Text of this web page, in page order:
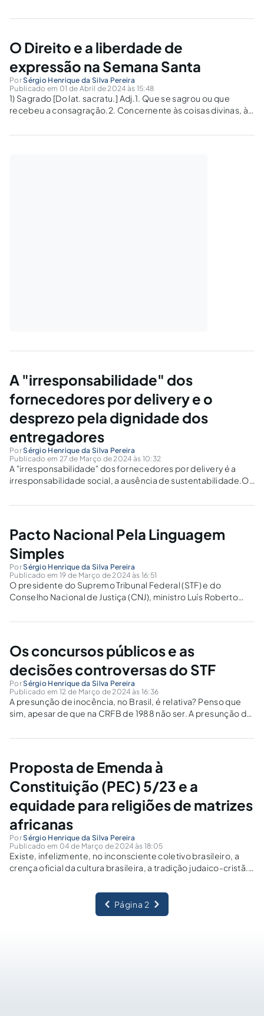
somente de entretenimento. Questões filosóficas estão
período...
O Direito e a liberdade de
expressão na Semana Santa
PorSérgio Henrique da Silva Pereira
Publicado em 01 de Abril de 2024 às 15:48
1) Sagrado [Do lat. sacratu.] Adj.1. Que se sagrou ou que
recebeu a consagração.2. Concernente às coisas divinas, à
puríssimo, santo, sacrossanto:4. Profundamente
A "irresponsabilidade" dos
fornecedores por delivery e o
desprezo pela dignidade dos
entregadores
PorSérgio Henrique da Silva Pereira
Publicado em 27 de Março de 2024 às 10:32
A "irresponsabilidade" dos fornecedores por delivery é a
irresponsabilidade social, a ausência de sustentabilidade.Os
de seus esforços, contudo, negligenciam pormenores,
fornecedores e os consumidores.Segundo a...
Pacto Nacional Pela Linguagem
Simples
PorSérgio Henrique da Silva Pereira
Publicado em 19 de Março de 2024 às 16:51
O presidente do Supremo Tribunal Federal (STF) e do
Conselho Nacional de Justiça (CNJ), ministro Luís Roberto
do Judiciário pela Linguagem Simples. Para ir direito ao
Os concursos públicos e as
decisões controversas do STF
PorSérgio Henrique da Silva Pereira
Publicado em 12 de Março de 2024 às 16:36
A presunção de inocência, no Brasil, é relativa? Penso que
sim, apesar de que na CRFB de 1988 não ser. A presunção de
instância.Quem responde processo criminal não é
Proposta de Emenda à
Constituição (PEC) 5/23 e a
equidade para religiões de matrizes
africanas
PorSérgio Henrique da Silva Pereira
Publicado em 04 de Março de 2024 às 18:05
Existe, infelizmente, no inconsciente coletivo brasileiro, a
crença oficial da cultura brasileira, a tradição judaico-cristã.
mais "justo" que o Estado fosse confessional:Art. 5. A
Religião Católica Apostólica Romana continuará a ser a...
Página 2